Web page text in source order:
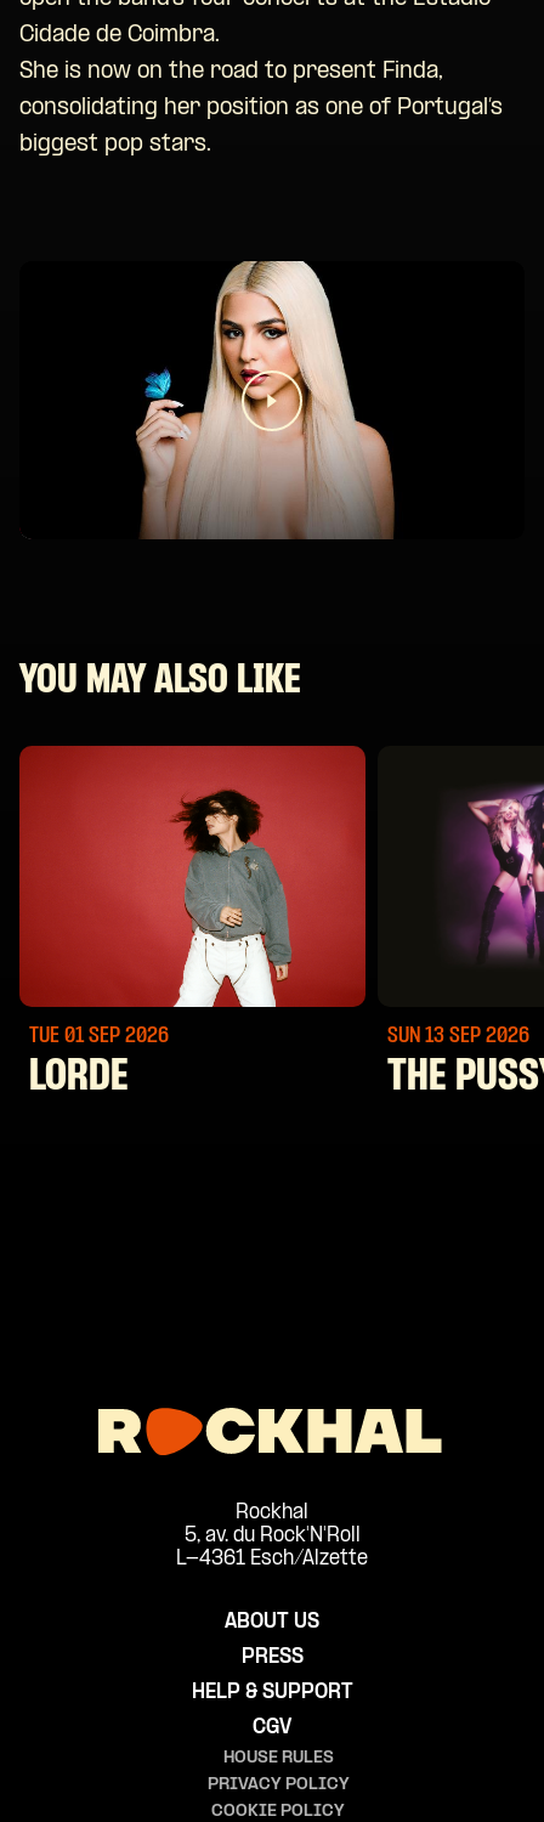
Cidade de Coimbra.
She is now on the road to present Finda,
consolidating her position as one of Portugal’s
biggest pop stars.
YOU MAY ALSO LIKE
TUE 01 SEP 2026
LORDE
SUN 13 SEP 2026
THE
Rockhal
5, av. du Rock'N'Roll
L-4361 Esch/Alzette
ABOUT US
PRESS
HELP & SUPPORT
CGV
HOUSE RULES
PRIVACY POLICY
COOKIE POLICY